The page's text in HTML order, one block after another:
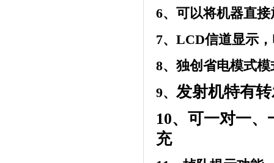
6、 可以将机器直
7、 LCD信道显示
8、独创省电模式模
9、 发射机特有
10、 可一对一、
充